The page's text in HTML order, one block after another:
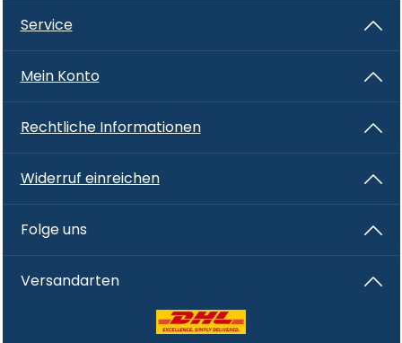
Service
Mein Konto
Rechtliche Informationen
Widerruf einreichen
Folge uns
Versandarten